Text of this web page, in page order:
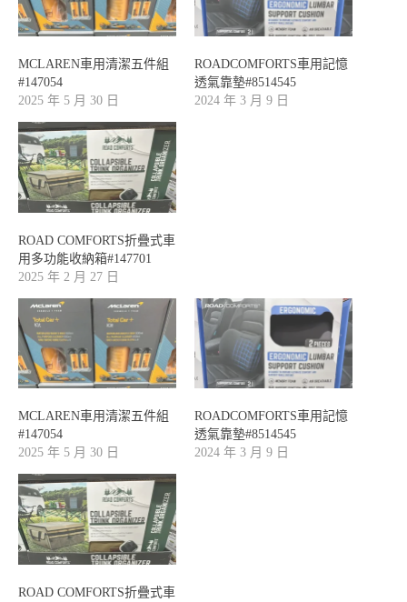
MCLAREN車用清潔五件組
#147054
2025 年 5 月 30 日
ROADCOMFORTS車用記憶
透氣靠墊#8514545
2024 年 3 月 9 日
ROAD COMFORTS折疊式車
用多功能收納箱#147701
2025 年 2 月 27 日
MCLAREN車用清潔五件組
#147054
2025 年 5 月 30 日
ROADCOMFORTS車用記憶
透氣靠墊#8514545
2024 年 3 月 9 日
ROAD COMFORTS折疊式車